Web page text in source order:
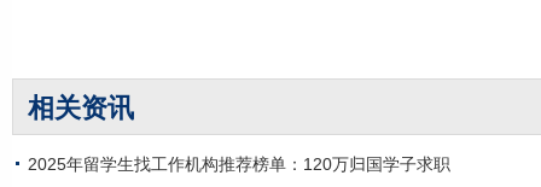
相关资讯
2025年留学生找工作机构推荐榜单：120万归国学子求职